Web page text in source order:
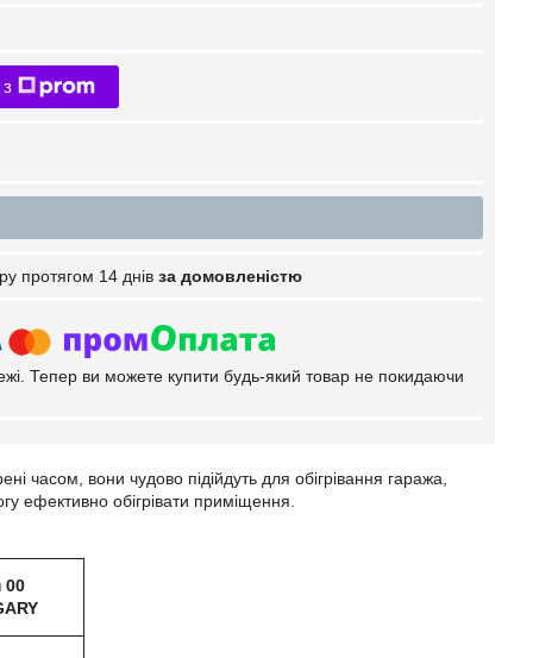
протягом 14 днів за домовленістю
Тепер ви можете купити будь-який товар не покидаючи
часом, вони чудово підійдуть для обігрівання гаража,
ефективно обігрівати приміщення.
00